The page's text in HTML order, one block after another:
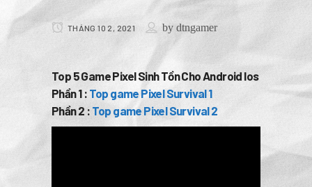
THÁNG 10 2, 2021 bydtngamer
Top 5 Game Pixel Sinh Tồn Cho Android Ios
Phần 1 : Top game Pixel Survival 1
Phần 2 : Top game Pixel Survival 2